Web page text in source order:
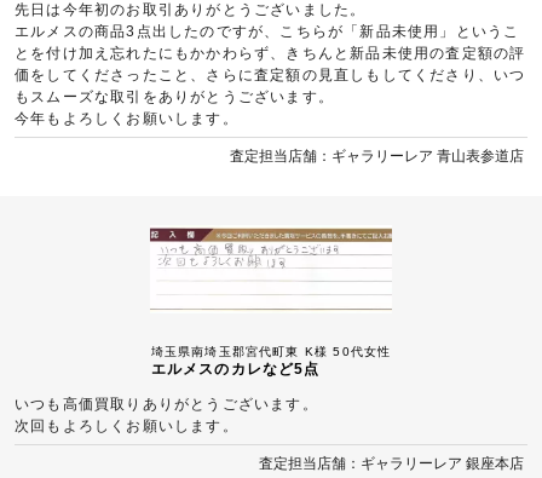
先日は今年初のお取引ありがとうございました。
エルメスの商品3点出したのですが、こちらが「新品未使用」というこ
とを付け加え忘れたにもかかわらず、きちんと新品未使用の査定額の評
価をしてくださったこと、さらに査定額の見直しもしてくださり、いつ
もスムーズな取引をありがとうございます。
今年もよろしくお願いします。
査定担当店舗：ギャラリーレア 青山表参道店
埼玉県南埼玉郡宮代町東 K様 50代女性
エルメスのカレなど5点
いつも高価買取りありがとうございます。
次回もよろしくお願いします。
査定担当店舗：ギャラリーレア 銀座本店